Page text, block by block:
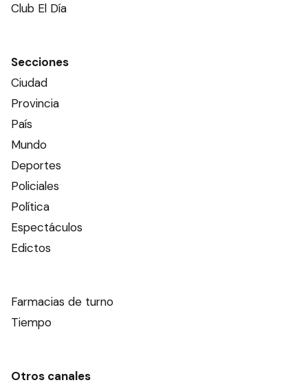
Club El Día
Secciones
Ciudad
Provincia
País
Mundo
Deportes
Policiales
Política
Espectáculos
Edictos
Farmacias de turno
Tiempo
Otros canales